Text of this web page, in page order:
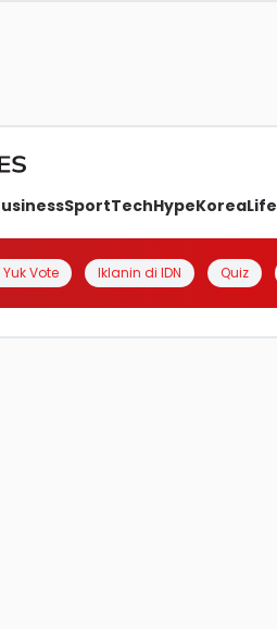
SportTechHypeKoreaLife
Vote Iklanin di IDN Quiz